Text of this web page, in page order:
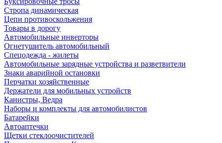
Стропа динамическая
Цепи противоскольжения
Товары в дорогу
Автомобильные инверторы
Огнетушитель автомобильный
Спецодежда - жилеты
Автомобильные зарядные устройства и разветвители
Знаки аварийной остановки
Перчатки хозяйственные
Держатели для мобильных устройств
Канистры, Ведра
Наборы и комплекты для автомобилистов
Батарейки
Автоаптечки
Щетки стеклоочистителей